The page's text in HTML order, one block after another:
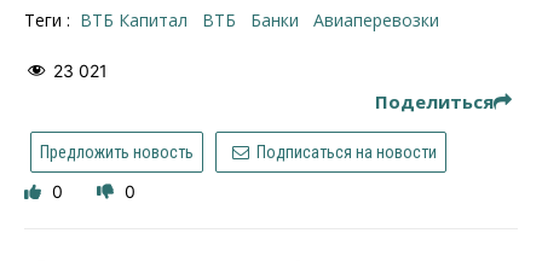
Теги : ВТБ Капитал ВТБ банки авиаперевозки
23 021
Поделиться
Предложить новость Подписаться на новости
0 0